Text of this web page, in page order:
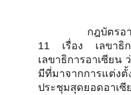
กฎบัตรอาเ
11 เรื่อง เลขาธิก
เลขาธิการอาเซียน
มีที่มาจากการแต่งตั้
ประชุมสุดยอดอาเ